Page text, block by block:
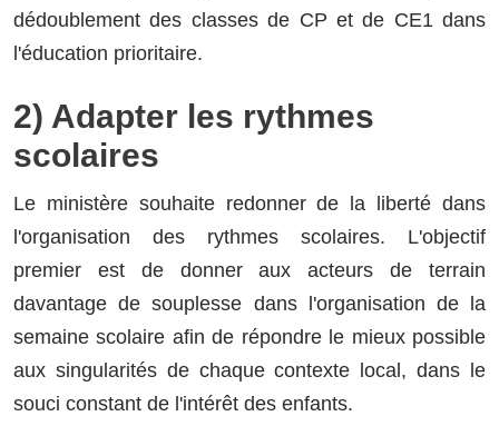
dédoublement des classes de CP et de CE1 dans
l'éducation prioritaire.
2) Adapter les rythmes
scolaires
Le ministère souhaite redonner de la liberté dans
l'organisation des rythmes scolaires. L'objectif
premier est de donner aux acteurs de terrain
davantage de souplesse dans l'organisation de la
semaine scolaire afin de répondre le mieux possible
aux singularités de chaque contexte local, dans le
souci constant de l'intérêt des enfants.